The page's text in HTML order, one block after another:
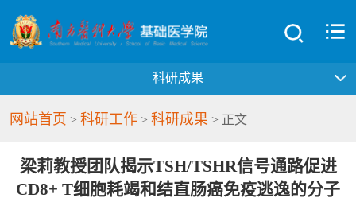
科研成果
网站首页 > 科研工作> 科研成果 > 正文
梁莉教授团队揭示TSH/TSHR信号通路促进
CD8+ T细胞耗竭和结直肠癌免疫逃逸的分子